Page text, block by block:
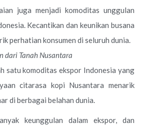
juga menjadi komoditas unggulan
Kecantikan dan keunikan busana
perhatian konsumen di seluruh dunia.
dari Tanah Nusantara
satu komoditas ekspor Indonesia yang
citarasa kopi Nusantara menarik
di berbagai belahan dunia.
keunggulan dalam ekspor, dan